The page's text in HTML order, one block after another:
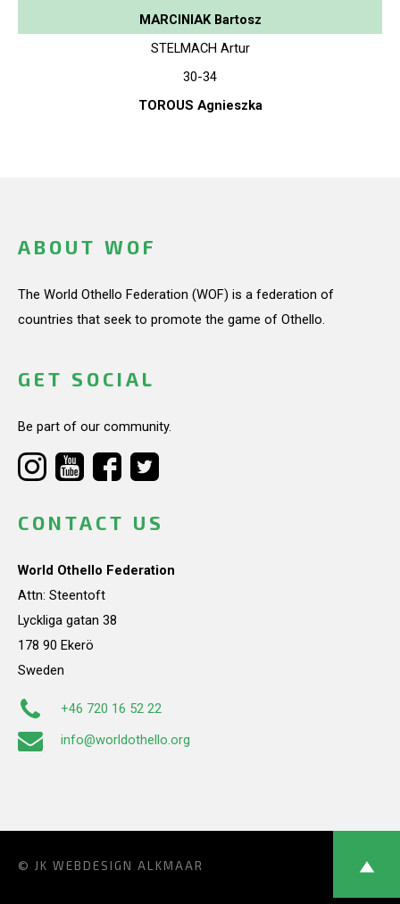
MARCINIAK Bartosz
STELMACH Artur
30-34
TOROUS Agnieszka
ABOUT WOF
The World Othello Federation (WOF) is a federation of
countries that seek to promote the game of Othello.
GET SOCIAL
Be part of our community.
CONTACT US
World Othello Federation
Attn: Steentoft
Lyckliga gatan 38
178 90 Ekerö
Sweden
+46 720 16 52 22
info@worldothello.org
© JK WEBDESIGN ALKMAAR